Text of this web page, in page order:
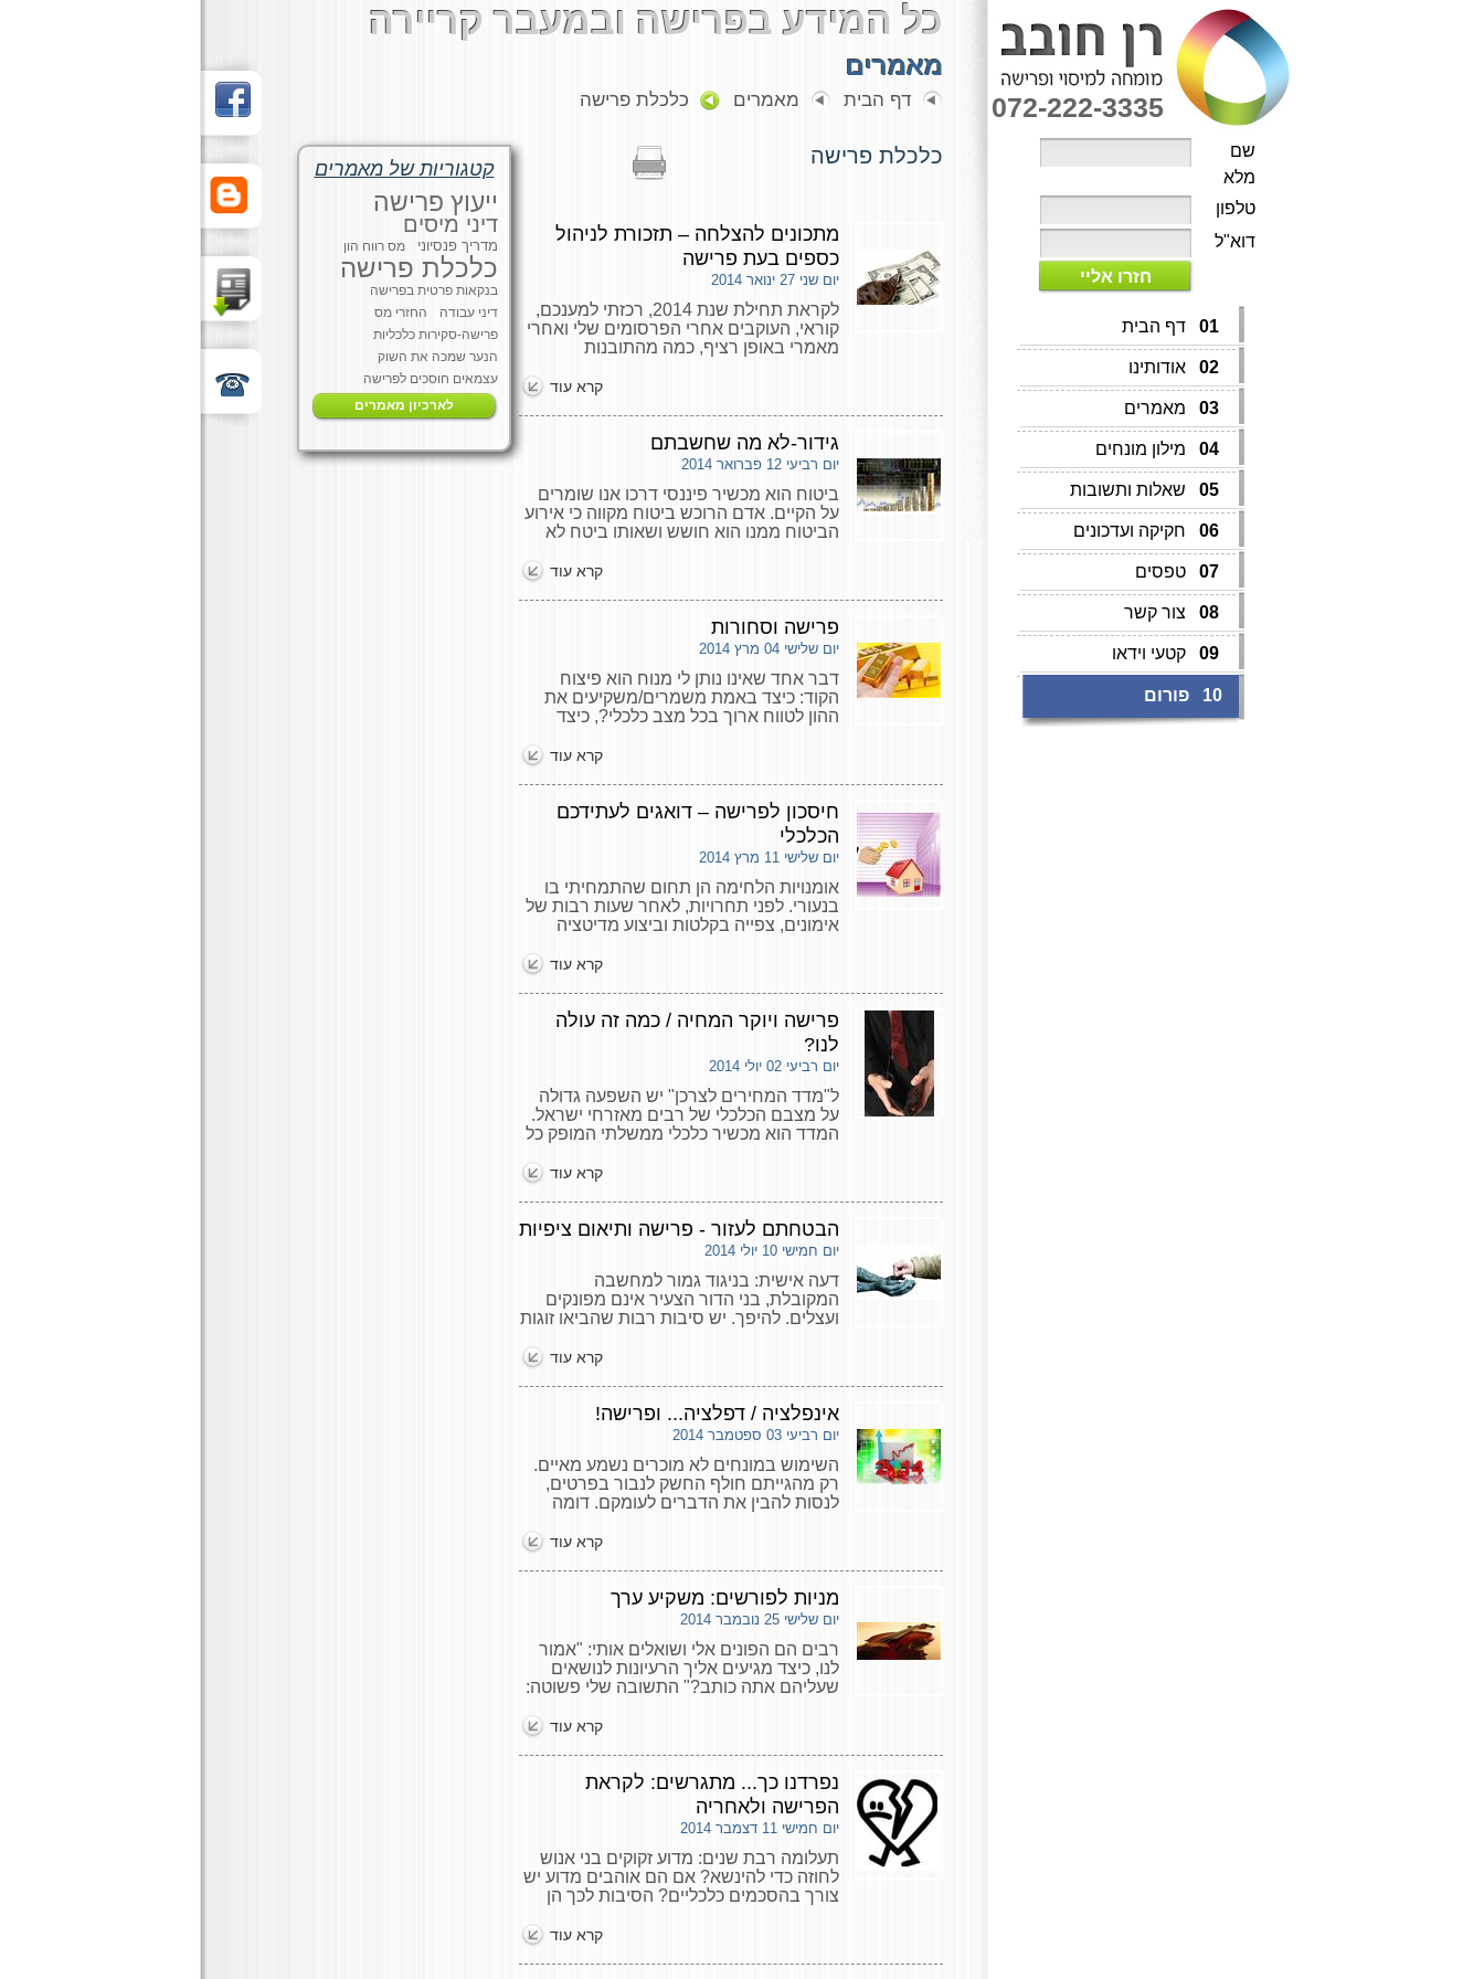
072-222-3335
שם
מלא
טלפון
דוא"ל
חזרו אליי
01 דף הבית
02 אודותינו
03 מאמרים
04 מילון מונחים
05 שאלות ותשובות
06 חקיקה ועדכונים
07 טפסים
08 צור קשר
09 קטעי וידאו
10 פורום
כל המידע בפרישה ובמעבר קריירה
מאמרים
דף הבית מאמרים כלכלת פרישה
כלכלת פרישה
מתכונים להצלחה – תזכורת לניהול
כספים בעת פרישה
יום שני 27 ינואר 2014
לקראת תחילת שנת 2014, רכזתי למענכם,
קוראי, העוקבים אחרי הפרסומים שלי ואחרי
מאמרי באופן רציף, כמה מהתובנות
קרא עוד
גידור-לא מה שחשבתם
יום רביעי 12 פברואר 2014
ביטוח הוא מכשיר פיננסי דרכו אנו שומרים
על הקיים. אדם הרוכש ביטוח מקווה כי אירוע
הביטוח ממנו הוא חושש ושאותו ביטח לא
יחזיר אותו למצב כלכלי הדומה לזה שקדם
קרא עוד
פרישה וסחורות
יום שלישי 04 מרץ 2014
דבר אחד שאינו נותן לי מנוח הוא פיצוח
הקוד: כיצד באמת משמרים/משקיעים את
ההון לטווח ארוך בכל מצב כלכלי?, כיצד
בוררים את ההשקעות הנכונות מתוך השפע
במניות? באג"ח? בשקלים? בנדל"ן? מהי
השקעה ספקולטיבית? מהי השקעה
סולידית? האם סיכון קשור לגיל? מהו בכלל
סיכון?
קרא עוד
חיסכון לפרישה – דואגים לעתידכם
הכלכלי
יום שלישי 11 מרץ 2014
אומנויות הלחימה הן תחום שהתמחיתי בו
בנעורי. לפני תחרויות, לאחר שעות רבות של
אימונים, צפייה בקלטות וביצוע מדיטציה
לקרב. כשעה לפני כל תחרות שכזו נהגתי
השאלה: "כיצד עלי לנהל את הקרב?
"תשובתו הייתה תמיד אותה התשובה: "אני
לא יודע! תלוי איך הקרב יתפתח".
קרא עוד
פרישה ויוקר המחיה / כמה זה עולה
לנו?
יום רביעי 02 יולי 2014
ל"מדד המחירים לצרכן" יש השפעה גדולה
על מצבם הכלכלי של רבים מאזרחי ישראל.
המדד הוא מכשיר כלכלי ממשלתי המופק כל
הוא קובע את יוקר המחיה, כלומר מגדיר את
קרא עוד
הבטחתם לעזור - פרישה ותיאום ציפיות
יום חמישי 10 יולי 2014
דעה אישית: בניגוד גמור למחשבה
המקובלת, בני הדור הצעיר אינם מפונקים
ועצלים. להיפך. יש סיבות רבות שהביאו זוגות
יכולת להתקיים ללא עזרת ההורים. הגורמים
שחיקת השכר, העדר ביטחון כלכליו חוסר
התערבות ממשלתית.
קרא עוד
אינפלציה / דפלציה... ופרישה!
יום רביעי 03 ספטמבר 2014
השימוש במונחים לא מוכרים נשמע מאיים.
רק מהגייתם חולף החשק לנבור בפרטים,
לנסות להבין את הדברים לעומקם. דומה
של מאכלים מוזרים ובלתי מובנים: לפעמים
קרא עוד
מניות לפורשים: משקיע ערך
יום שלישי 25 נובמבר 2014
רבים הם הפונים אלי ושואלים אותי: "אמור
לנו, כיצד מגיעים אליך הרעיונות לנושאים
שעליהם אתה כותב?" התשובה שלי פשוטה:
אישי". אני מקיים גם בפועל את מה שאני
כולם באפיק מנייתי, כבר יותר מעשר שנים.
קרא עוד
נפרדנו כך... מתגרשים: לקראת
הפרישה ולאחריה
יום חמישי 11 דצמבר 2014
תעלומה רבת שנים: מדוע זקוקים בני אנוש
לחוזה כדי להינשא? אם הם אוהבים מדוע יש
צורך בהסכמים כלכליים? הסיבות לכך הן
הייתה עסקה מסחרית שעסקה בחלוקה של
קרא עוד
קטגוריות של מאמרים
ייעוץ פרישה
דיני מיסים
מדריך פנסיוני מס רווח הון
כלכלת פרישה
בנקאות פרטית בפרישה
דיני עבודה
החזרי מס
פרישה-סקירות כלכליות
הנער שמכה את השוק
עצמאים חוסכים לפרישה
לארכיון מאמרים